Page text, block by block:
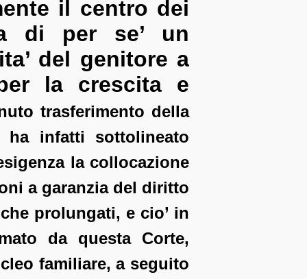
il centro dei
di per se’ un
del genitore a
la crescita e
trasferimento della
ha infatti sottolineato
la collocazione
a garanzia del diritto
prolungati, e cio’ in
da questa Corte,
familiare, a seguito